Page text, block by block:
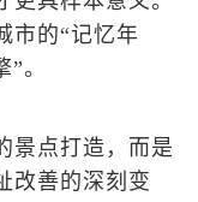
市的“记忆年
。
点打造，而是
改善的深刻变